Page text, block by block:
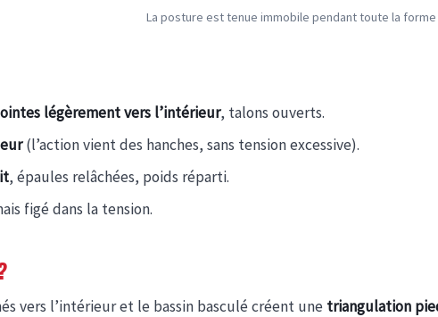
La posture est tenue immobile pendant toute la forme
légèrement vers l’intérieur, talons ouverts.
(l’action vient des hanches, sans tension excessive).
, épaules relâchées, poids réparti.
figé dans la tension.
vers l’intérieur et le bassin basculé créent une triangulation